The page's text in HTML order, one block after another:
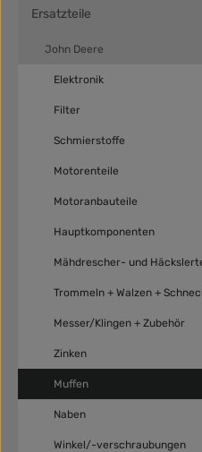
Ersatzteile
John Deere
Elektronik
Filter
Schmierstoffe
Motorenteile
Motoranbauteile
Hauptkomponenten
Mähdrescher- und
Trommeln + Walzen +
Messer/Klingen + Zubehör
Zinken
Muffen
Naben
Winkel/-verschraubungen